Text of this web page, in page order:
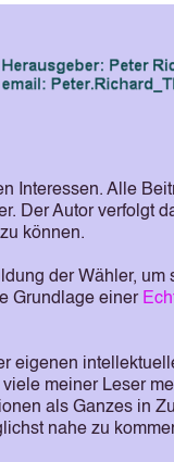
Interessen. Alle
Der Autor verfolgt
können.
der Wähler, um
Grundlage einer
eigenen
meiner Leser
als Ganzes in
nahe zu